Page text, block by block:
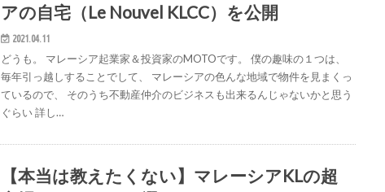
アの自宅（Le Nouvel KLCC）を公開
2021.04.11
どうも。 マレーシア起業家＆投資家のMOTOです。 僕の趣味の１つは、
毎年引っ越しすることでして、 マレーシアの色んな地域で物件を見まくっ
ているので、 そのうち不動産仲介のビジネスも出来るんじゃないかと思う
ぐらい 詳し…
【本当は教えたくない】マレーシアKLの超